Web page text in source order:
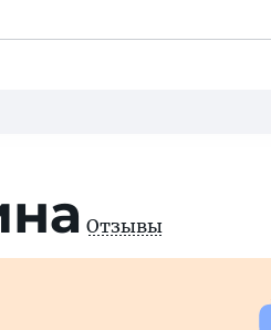
Отзывы